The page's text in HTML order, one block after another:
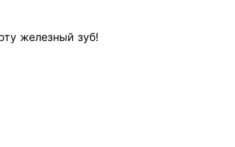
железный зуб!